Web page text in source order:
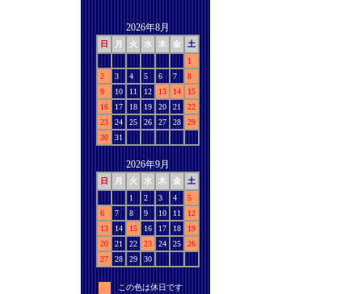
2026年8月
日 月 火 水 木 金
土
1
2
3 4 5 6 7
8
9
10 11 12 13 14
15
16
17 18 19 20 21
22
23
24 25 26 27 28
29
30
31
2026年9月
日 月 火 水 木 金
土
1
2 3 4
5
6
7 8 9 10 11
12
13
14 15 16 17 18
19
20
21 22 23 24 25
26
27
28 29 30
この色は休日です